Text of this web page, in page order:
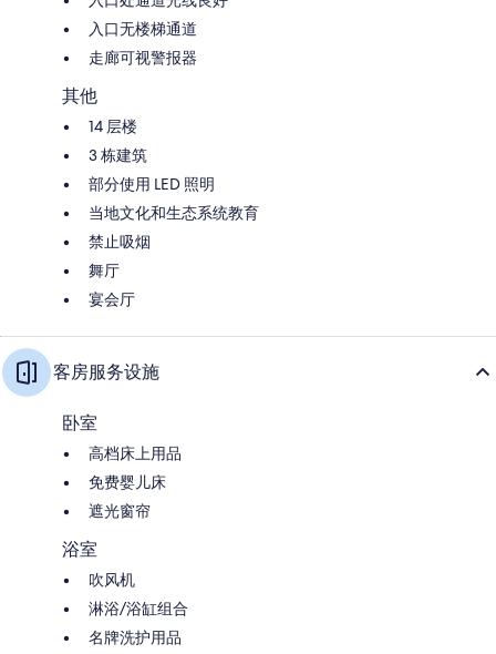
入口无楼梯通道
走廊可视警报器
其他
14 层楼
3 栋建筑
部分使用 LED 照明
当地文化和生态系统教育
禁止吸烟
舞厅
宴会厅
客房服务设施
卧室
高档床上用品
免费婴儿床
遮光窗帘
浴室
吹风机
淋浴/浴缸组合
名牌洗护用品